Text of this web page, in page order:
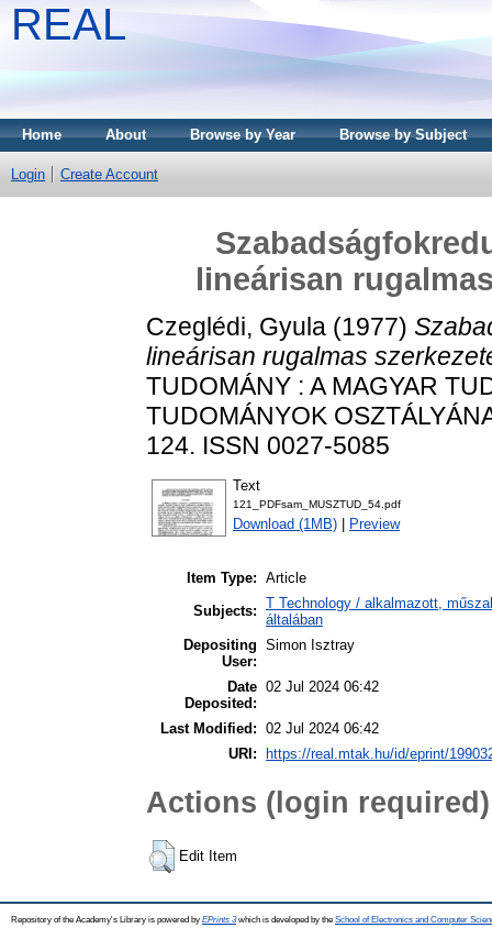
REAL
Home About Browse by Year Browse by Subject
Login Create Account
lineárisan
Czeglédi, Gyula (1977)
lineárisan rugalmas
TUDOMÁNY : A MAGYAR
TUDOMÁNYOK
124. ISSN 0027-5085
Text
121_PDFsam_MUSZTUD_54.pdf
Download (1MB) Preview
Item Type: Article
Subjects: T Technology / alkalmazott,
általában
Depositing
User:
Simon Isztray
Date
Deposited:
02 Jul 2024 06:42
Last Modified: 02 Jul 2024 06:42
URI:
https://real.mtak.hu/id/eprint/
Actions (login required)
Edit Item
Repository of the Academy's Library is powered by EPrints 3which is developed by the School of Electronics and Computer